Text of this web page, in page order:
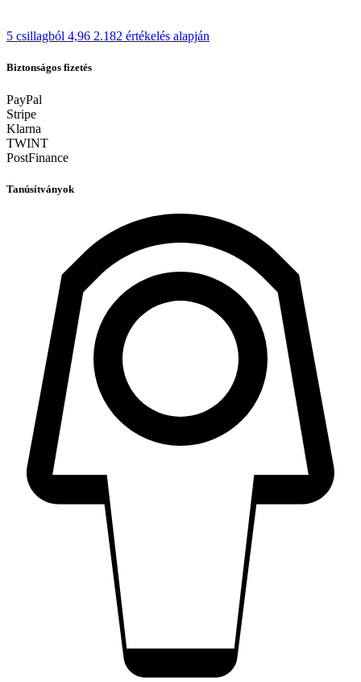
5 csillagból 4,96 2.182 értékelés alapján
Biztonságos fizetés
PayPal
Stripe
Klarna
TWINT
PostFinance
Tanúsítványok